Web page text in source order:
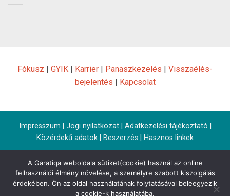
Fókusz | GYIK | Karrier | Panaszkezelés | Visszaélés-
bejelentés | Kapcsolat
Impresszum Jogi nyilatkozat| Adatkezelési tájékoztató
Közérdekű adatok
Beszerzés Hasznos linkek
A Garatiqa weboldala sütiket(cookie) használ az online
felhasználói élmény növelése, a személyre szabott kiszolgálás
érdekében. Ön az oldal használatának folytatásával beleegyezik
a cookie-k használatába.